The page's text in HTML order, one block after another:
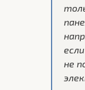
не